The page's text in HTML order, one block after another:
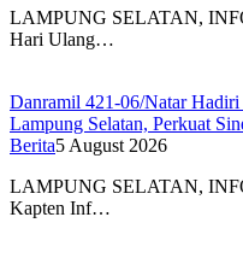
LAMPUNG SELATAN,
Hari Ulang…
Danramil 421-06/Natar Hadiri
Lampung Selatan, Perkuat
Berita5 August 2026
LAMPUNG SELATAN,
Kapten Inf…